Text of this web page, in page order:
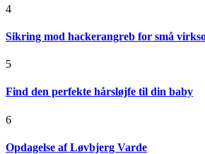
4
Sikring mod hackerangreb for små
5
Find den perfekte hårsløjfe til din baby
6
Opdagelse af Løvbjerg Varde